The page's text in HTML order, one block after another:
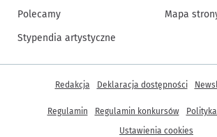
Polecamy
Stypendia artystyczne
Mapa
Inne informacje
Redakcja Deklaracja dostępności
Regulamin Regulamin konkursów
Ustawienia cookies